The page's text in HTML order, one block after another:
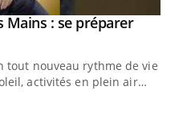
Mains : se préparer
nouveau rythme de vie !
activités en plein air…
Youtube
de nombreuses
c'est une période de